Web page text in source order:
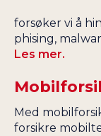
forsøker vi å
phising,
Les mer.
Med
forsikre